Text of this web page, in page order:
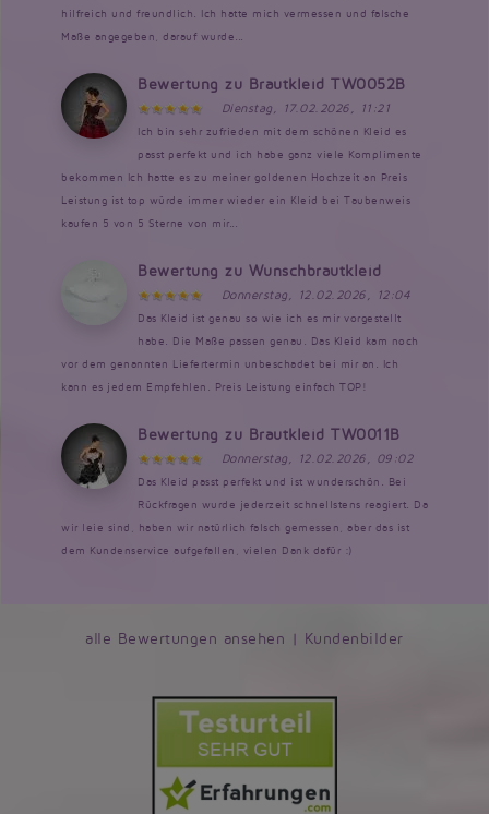
hilfreich und freundlich. Ich hatte mich vermessen und falsche
Maße angegeben, darauf wurde...
Bewertung zu Brautkleid TW0052B
Dienstag, 17.02.2026, 11:21
Ich bin sehr zufrieden mit dem schönen Kleid es
passt perfekt und ich habe ganz viele Komplimente
bekommen Ich hatte es zu meiner goldenen Hochzeit an Preis
Leistung ist top würde immer wieder ein Kleid bei Taubenweis
kaufen 5 von 5 Sterne von mir...
Bewertung zu Wunschbrautkleid
Donnerstag, 12.02.2026, 12:04
Das Kleid ist genau so wie ich es mir vorgestellt
habe. Die Maße passen genau. Das Kleid kam noch
vor dem genannten Liefertermin unbeschadet bei mir an. Ich
kann es jedem Empfehlen. Preis Leistung einfach TOP!
Bewertung zu Brautkleid TW0011B
Donnerstag, 12.02.2026, 09:02
Das Kleid passt perfekt und ist wunderschön. Bei
Rückfragen wurde jederzeit schnellstens reagiert. Da
wir leie sind, haben wir natürlich falsch gemessen, aber das ist
dem Kundenservice aufgefallen, vielen Dank dafür :)
alle Bewertungen ansehen | Kundenbilder